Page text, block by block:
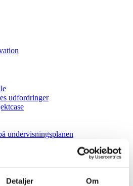
Detaljer Om
udfordringer
undervisningsplanen